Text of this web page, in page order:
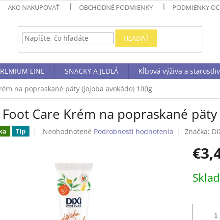
AKO NAKUPOVAŤ OBCHODNÉ PODMIENKY PODMIENKY
HĽADAŤ
LINE SNACKY A JEDLÁ Kĺbová výživa a
na popraskané päty (jojoba avokádo) 100g
Foot Care Krém na popraskané
Tip
Priemerné
hviezdičiek.
Neohodnotené Podrobnosti hodnotenia Značka:
cena: